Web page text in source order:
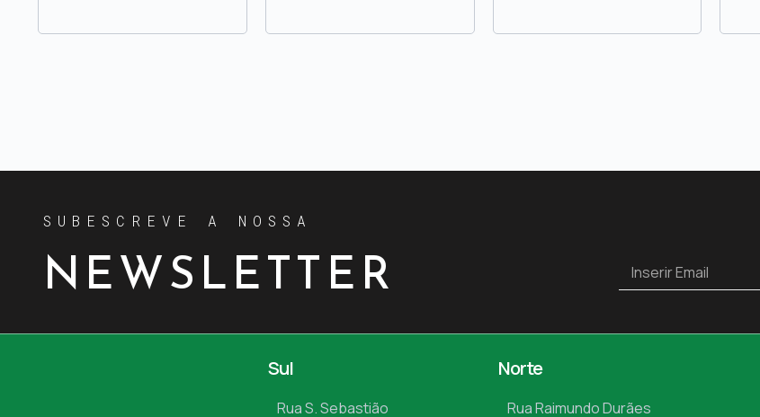
SUBESCREVE A NOSSA
NEWSLETTER
Sul
Rua S. Sebastião
Norte
Rua Raimundo Durães